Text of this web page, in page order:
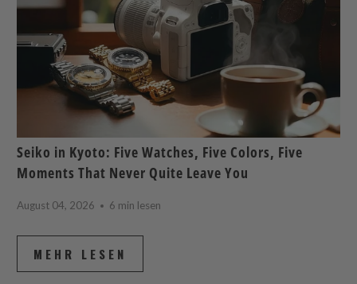
Seiko in Kyoto: Five Watches, Five Colors, Five
Moments That Never Quite Leave You
August 04, 2026 6 min lesen
MEHR LESEN